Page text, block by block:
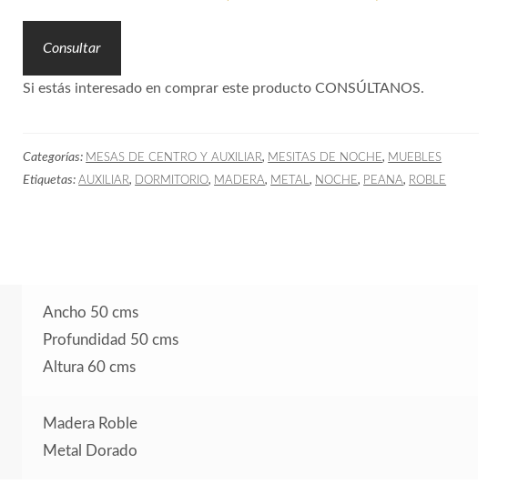
Consultar
Si estás interesado en comprar este producto CONSÚLTANOS.
Categorías: MESAS DE CENTRO Y AUXILIAR, MESITAS DE NOCHE, MUEBLES
Etiquetas:AUXILIAR, DORMITORIO, MADERA, METAL, NOCHE, PEANA, ROBLE
Ancho 50 cms
Profundidad 50 cms
Altura 60 cms
Madera Roble
Metal Dorado